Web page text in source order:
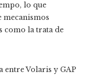
lo que
mecanismos
como la trata de
entre Volaris y GAP